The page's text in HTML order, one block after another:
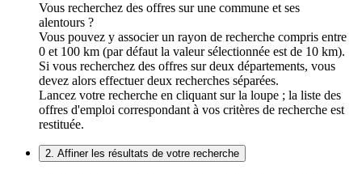
Vous recherchez des offres sur une commune et ses
alentours ?
Vous pouvez y associer un rayon de recherche compris entre
0 et 100 km (par défaut la valeur sélectionnée est de 10 km).
Si vous recherchez des offres sur deux départements, vous
devez alors effectuer deux recherches séparées.
Lancez votre recherche en cliquant sur la loupe ; la liste des
offres d'emploi correspondant à vos critères de recherche est
restituée.
2. Affiner les résultats de votre recherche